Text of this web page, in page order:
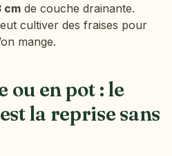
cm de couche drainante.
cultiver des fraises pour
mange.
ou en pot : le
la reprise sans